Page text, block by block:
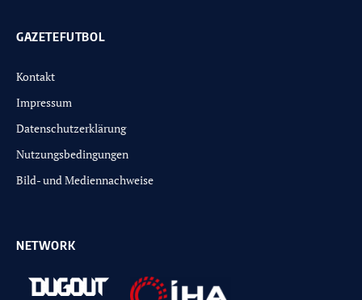
GAZETEFUTBOL
Kontakt
Impressum
Datenschutzerklärung
Nutzungsbedingungen
Bild- und Mediennachweise
NETWORK